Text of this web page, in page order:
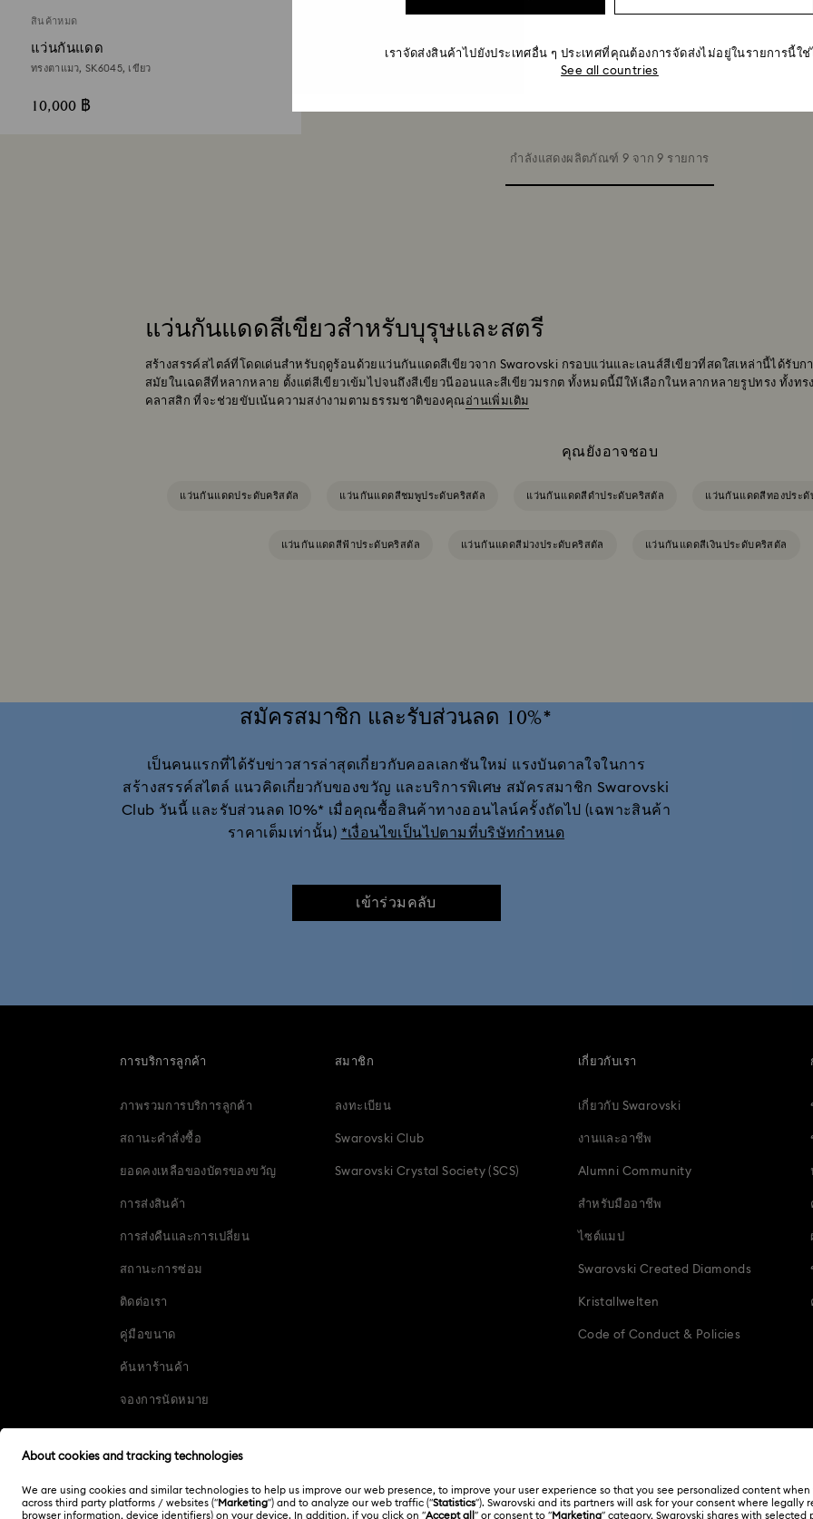
สินค้าหมด
แว่นกันแดด
ทรงตาแมว, SK6045, เขียว
10,000 ฿
กำลังแสดงผลิตภัณฑ์ 9 จาก 9 รายการ
แว่นกันแดดสีเขียวสำหรับบุรุษและสตรี
สร้างสรรค์สไตล์ที่โดดเด่นสำหรับฤดูร้อนด้วยแว่นกันแดดสีเขียวจาก Swarovski กรอบแว่นและเลนส์สีเขียวที่สดใสเหล่านี้ได้รับ
สมัยในเฉดสีที่หลากหลาย ตั้งแต่สีเขียวเข้มไปจนถึงสีเขียวนีออนและสีเขียวมรกต ทั้งหมดนี้มีให้เลือกในหลากหลายรูปทรง ทั้งท
คลาสสิก ที่จะช่วยขับเน้นความสง่างามตามธรรมชาติของคุณอ่านเพิ่มเติม
คุณยังอาจชอบ
แว่นกันแดดประดับคริสตัล แว่นกันแดดสีชมพูประดับคริสตัล แว่นกันแดดสีดำประดับคริสตัล แว่นกันแดดสีทองประดั
แว่นกันแดดสีฟ้าประดับคริสตัล แว่นกันแดดสีม่วงประดับคริสตัล แว่นกันแดดสีเงินประดับคริสตัล
สมัครสมาชิก และรับส่วนลด 10%*
เป็นคนแรกที่ได้รับข่าวสารล่าสุดเกี่ยวกับคอลเลกชันใหม่ แรงบันดาลใจในการ
สร้างสรรค์สไตล์ แนวคิดเกี่ยวกับของขวัญ และบริการพิเศษ สมัครสมาชิก Swarovski
Club วันนี้ และรับส่วนลด 10%* เมื่อคุณซื้อสินค้าทางออนไลน์ครั้งถัดไป (เฉพาะสินค้า
ราคาเต็มเท่านั้น) *เงื่อนไขเป็นไปตามที่บริษัทกำหนด
เข้าร่วมคลับ
การบริการลูกค้า
ภาพรวมการบริการลูกค้า
สถานะคำสั่งซื้อ
ยอดคงเหลือของบัตรของขวัญ
การส่งสินค้า
การส่งคืนและการเปลี่ยน
สถานะการซ่อม
ติดต่อเรา
คู่มือขนาด
ค้นหาร้านค้า
จองการนัดหมาย
สมาชิก
ลงทะเบียน
Swarovski Club
Swarovski Crystal Society (SCS)
เกี่ยวกับเรา
เกี่ยวกับ Swarovski
งานและอาชีพ
Alumni Community
สำหรับมืออาชีพ
ไซต์แมป
Swarovski Created Diamonds
Kristallwelten
Code of Conduct & Policies
เราจัดส่งสินค้าไปยังประเทศอื่น ๆ ประเทศที่คุณต้องการจัดส่งไม่อยู่ในรายการนี้ใ
See all countries